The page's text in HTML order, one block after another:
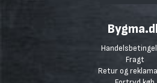
Fragt
Retur og